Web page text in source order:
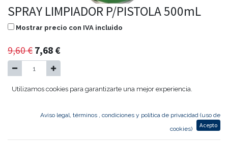
SPRAY LIMPIADOR P/PISTOLA 500mL
Mostrar precio con IVA incluido
9,60€ 7,68 €
Agregar al carrito
Utilizamos cookies para garantizarte una mejor experiencia.
Aviso legal, términos , condiciones y política de privacidad (uso de
cookies)
Acepto